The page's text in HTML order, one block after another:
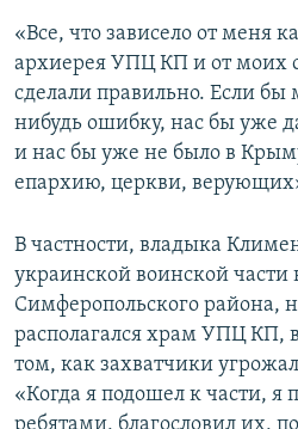
«Все, что зависело от меня
архиерея УПЦ КП и от моих
сделали правильно. Если
нибудь ошибку, нас бы уже
и нас бы уже не было в
епархию, церкви,
В частности, владыка
украинской воинской части
Симферопольского района,
располагался храм УПЦ КП,
том, как захватчики
«Когда я подошел к части,